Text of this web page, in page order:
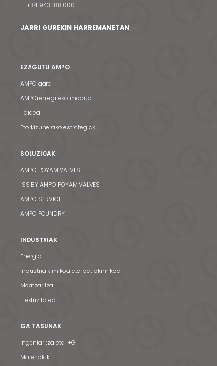
T. +34 943 188 000
JARRI GUREKIN HARREMANETAN
EZAGUTU AMPO
AMPO gara
AMPOren egiteko modua
Taldea
Etorkizunerako estrategiak
SOLUZIOAK
AMPO POYAM VALVES
ISS BY AMPO POYAM VALVES
AMPO SERVICE
AMPO FOUNDRY
INDUSTRIAK
Energia
Industria kimikoa eta petrokimikoa
Meatzaritza
Elektrizitatea
GAITASUNAK
Ingeniaritza eta I+G
Materialak